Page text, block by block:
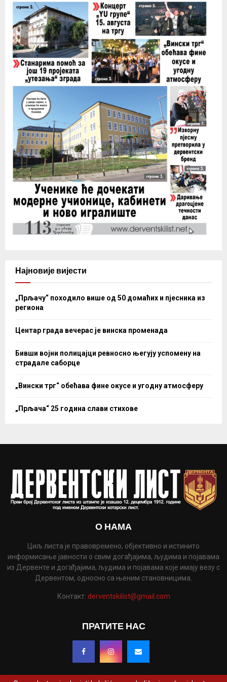
Најновије вијести
„Прљачу“ походило више од 50 домаћих и пјесника из
региона
Центар града вечерас је винска променада
Бивши војни полицајци ревносно његују успомену на
страдале саборце
„Вински трг“ обећава фине окусе и угодну атмосферу
„Прљача“ 25 година слави стихове
О НАМА
Циљ листа је правовремено, објективно и истинито
информисање јавности о свим догађајима, људима и појавама
из Дервенте и догађајима, људима и појавама које имају везу с
Дервентом, односно са њеним становницима.
Контакт: derventskilist@gmail.com
ПРАТИТЕ НАС